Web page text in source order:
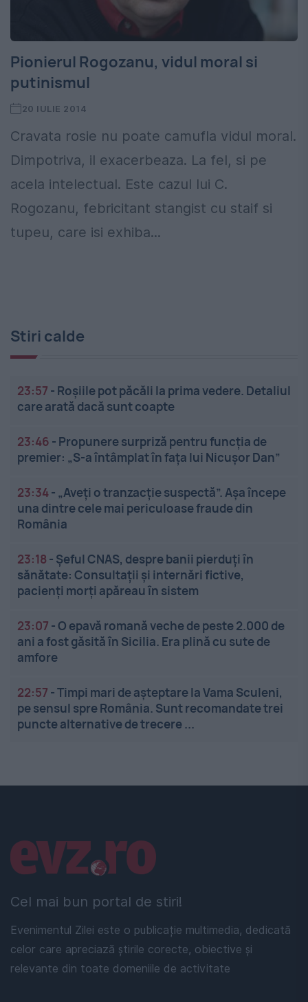
Pionierul Rogozanu, vidul moral si
putinismul
20 IULIE 2014
Cravata rosie nu poate camufla vidul moral.
Dimpotriva, il exacerbeaza. La fel, si pe
acela intelectual. Este cazul lui C.
Rogozanu, febricitant stangist cu staif si
tupeu, care isi exhiba...
Stiri calde
23:57 - Roșiile pot păcăli la prima vedere. Detaliul
care arată dacă sunt coapte
23:46 - Propunere surpriză pentru funcția de
premier: „S-a întâmplat în fața lui Nicușor Dan”
23:34- „Aveți o tranzacție suspectă”. Așa începe
una dintre cele mai periculoase fraude din
România
23:18 - Șeful CNAS, despre banii pierduți în
sănătate: Consultații și internări fictive,
pacienți morți apăreau în sistem
23:07 -O epavă romană veche de peste 2.000 de
ani a fost găsită în Sicilia. Era plină cu sute de
amfore
22:57 -Timpi mari de așteptare la Vama Sculeni,
pe sensul spre România. Sunt recomandate trei
puncte alternative de trecere ...
Cel mai bun portal de stiri!
Evenimentul Zilei este o publicație multimedia, dedicată
celor care apreciază știrile corecte, obiective și
relevante din toate domeniile de activitate
Linkuri utile